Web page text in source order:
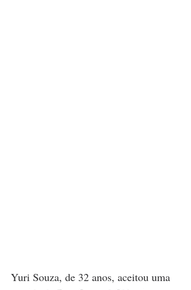
Yuri Souza, de 32 anos, aceitou uma